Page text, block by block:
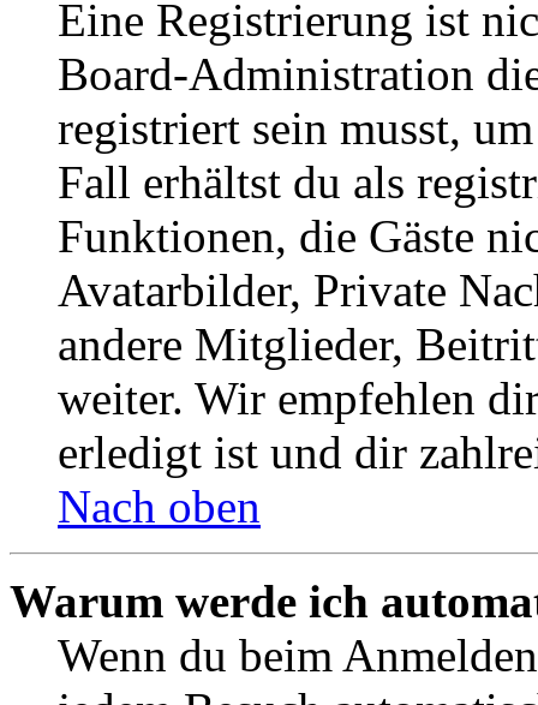
Eine Registrierung ist
Board-Administration
registriert sein musst,
Fall erhältst du als
Funktionen, die Gäste
Avatarbilder, Private
andere Mitglieder,
weiter. Wir empfehlen
erledigt ist und dir
Nach oben
Warum werde ich
Wenn du beim